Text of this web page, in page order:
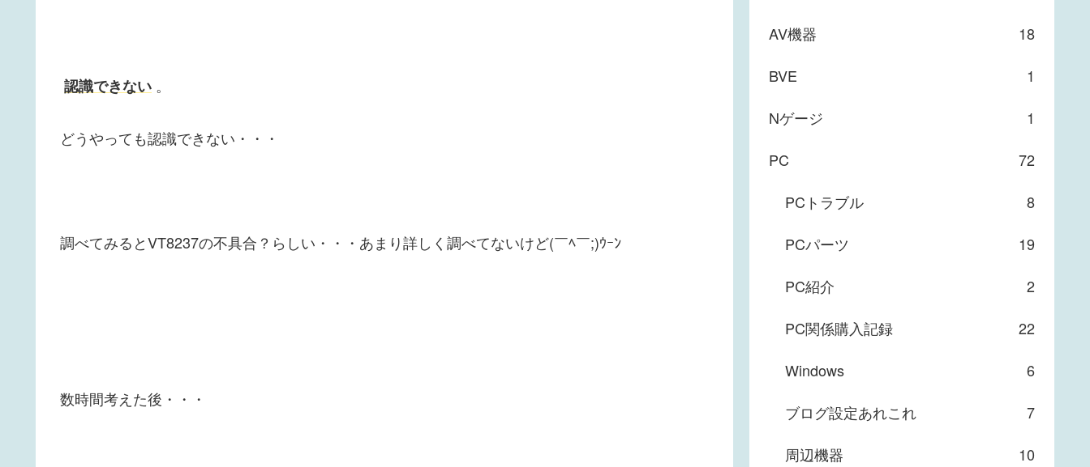
認識できない 。
どうやっても認識できない・・・
調べてみるとVT8237の不具合？らしい・・・あまり詳しく調べてないけど(￣ﾍ￣;)ｳｰﾝ
数時間考えた後・・・
AV機器
18
BVE
1
Nゲージ
1
PC
72
PCトラブル
8
PCパーツ
19
PC紹介
2
PC関係購入記録
22
Windows
6
ブログ設定あれこれ
7
周辺機器
10